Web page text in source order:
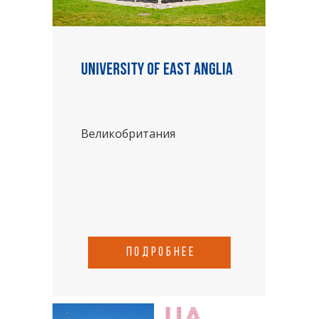
University of East Anglia
Великобритания
подробнее